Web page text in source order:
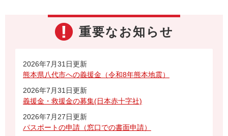
重要なお知らせ
2026年7月31日更新
熊本県八代市への義援金（令和8年熊本地震）
2026年7月31日更新
義援金・救援金の募集(日本赤十字社)
2026年7月27日更新
パスポートの申請（窓口での書面申請）